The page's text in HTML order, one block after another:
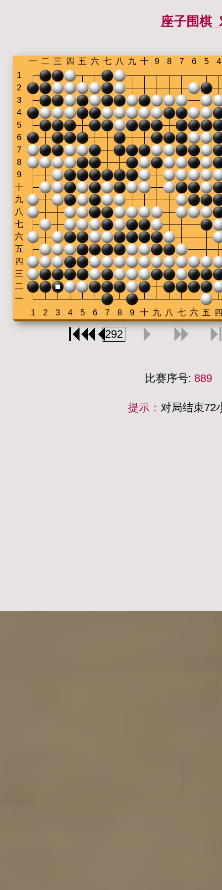
座子围棋
比赛序号: 889
提示： 对局结束72